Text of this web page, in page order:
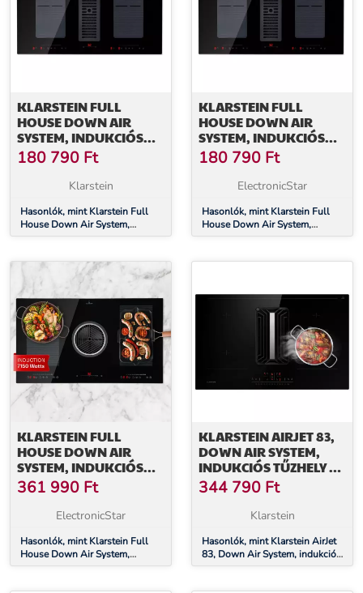
KLARSTEIN FULL
HOUSE DOWN AIR
SYSTEM, INDUKCIÓS
FŐZŐLAP +
PÁRAELSZÍVÓ, 477 M³/
OSZTÁLY
180 790 Ft
Klarstein
Hasonlók, mint Klarstein Full
House Down Air System,
indukciós főzőlap + páraelszívó,
energiahatékonysági osztály
KLARSTEIN FULL
HOUSE DOWN AIR
SYSTEM, INDUKCIÓS
FŐZŐLAP +
PÁRAELSZÍVÓ, 477 M³/
OSZTÁLY
180 790 Ft
ElectronicStar
Hasonlók, mint Klarstein Full
House Down Air System,
indukciós főzőlap + páraelszívó,
energiahatékonysági osztály
KLARSTEIN FULL
HOUSE DOWN AIR
SYSTEM, INDUKCIÓS
FŐZŐLAP +
PÁRAELSZÍVÓ, 655 M³/
OSZTÁLY
361 990 Ft
ElectronicStar
Hasonlók, mint Klarstein Full
House Down Air System,
indukciós főzőlap + páraelszívó,
KLARSTEIN AIRJET 83,
DOWN AIR SYSTEM,
INDUKCIÓS TŰZHELY +
DOWNAIR-
PÁRAELSZÍVÓ, 754 M³/
344 790 Ft
Klarstein
Hasonlók, mint Klarstein AirJet
83, Down Air System, indukciós
tűzhely + DownAir-páraelszívó,